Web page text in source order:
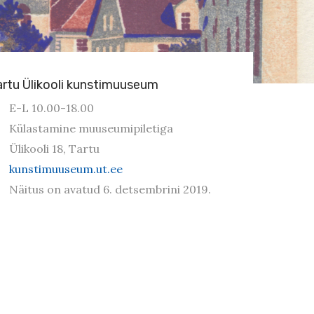
Ülikooli kunstimuuseum
E-L 10.00-18.00
Külastamine muuseumipiletiga
Ülikooli 18, Tartu
kunstimuuseum.ut.ee
Näitus on avatud 6. detsembrini 2019.